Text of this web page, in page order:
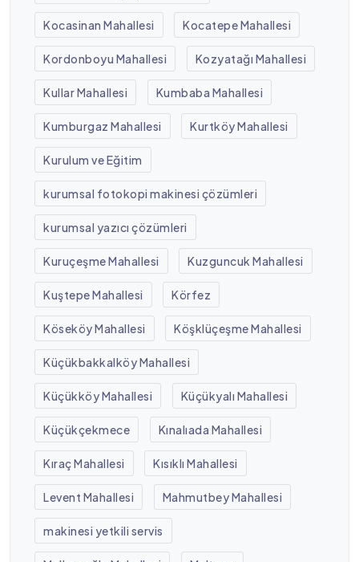
Kocasinan Mahallesi Kocatepe Mahallesi
Kordonboyu Mahallesi Kozyatağı Mahallesi
Kullar Mahallesi Kumbaba Mahallesi
Kumburgaz Mahallesi Kurtköy Mahallesi
Kurulum ve Eğitim
kurumsal fotokopi makinesi çözümleri
kurumsal yazıcı çözümleri
Kuruçeşme Mahallesi Kuzguncuk Mahallesi
Kuştepe Mahallesi Körfez
Köseköy Mahallesi Köşklüçeşme Mahallesi
Küçükbakkalköy Mahallesi
Küçükköy Mahallesi Küçükyalı Mahallesi
Küçükçekmece Kınalıada Mahallesi
Kıraç Mahallesi Kısıklı Mahallesi
Levent Mahallesi Mahmutbey Mahallesi
makinesi yetkili servis